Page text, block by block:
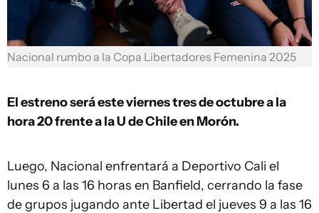
Nacional rumbo a la Copa Libertadores Femenina 2025
El estreno será este viernes tres de octubre a la
hora 20 frente a la U de Chile en Morón.
Luego, Nacional enfrentará a Deportivo Cali el
lunes 6 a las 16 horas en Banfield, cerrando la fase
de grupos jugando ante Libertad el jueves 9 a las 16